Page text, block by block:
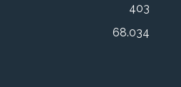
403
68.034